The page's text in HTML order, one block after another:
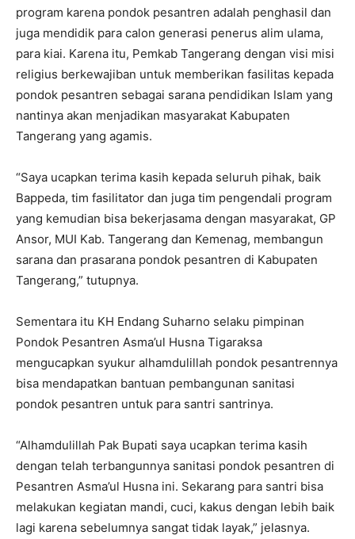
program karena pondok pesantren adalah penghasil dan
juga mendidik para calon generasi penerus alim ulama,
para kiai. Karena itu, Pemkab Tangerang dengan visi misi
religius berkewajiban untuk memberikan fasilitas kepada
pondok pesantren sebagai sarana pendidikan Islam yang
nantinya akan menjadikan masyarakat Kabupaten
Tangerang yang agamis.
“Saya ucapkan terima kasih kepada seluruh pihak, baik
Bappeda, tim fasilitator dan juga tim pengendali program
yang kemudian bisa bekerjasama dengan masyarakat, GP
Ansor, MUI Kab. Tangerang dan Kemenag, membangun
sarana dan prasarana pondok pesantren di Kabupaten
Tangerang,” tutupnya.
Sementara itu KH Endang Suharno selaku pimpinan
Pondok Pesantren Asma’ul Husna Tigaraksa
mengucapkan syukur alhamdulillah pondok pesantrennya
bisa mendapatkan bantuan pembangunan sanitasi
pondok pesantren untuk para santri santrinya.
“Alhamdulillah Pak Bupati saya ucapkan terima kasih
dengan telah terbangunnya sanitasi pondok pesantren di
Pesantren Asma’ul Husna ini. Sekarang para santri bisa
melakukan kegiatan mandi, cuci, kakus dengan lebih baik
lagi karena sebelumnya sangat tidak layak,” jelasnya.